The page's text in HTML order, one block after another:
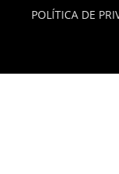
POLÍTICA DE